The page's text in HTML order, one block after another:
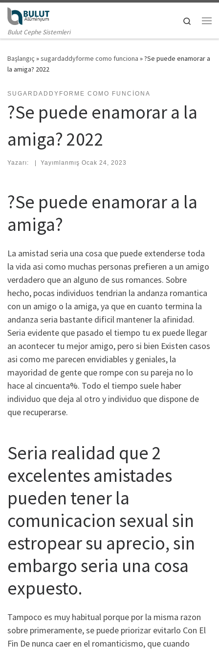
Skip to content
Bulut Cephe Sistemleri
Search
Başlangıç »sugardaddyforme como funciona »?Se puede enamorar a
la amiga? 2022
SUGARDADDYFORME COMO FUNCIONA
?Se puede enamorar a la
amiga? 2022
Yazarı: | Yayımlanmış Ocak 24, 2023
?Se puede enamorar a la
amiga?
La amistad seri­a una cosa que puede extenderse toda
la vida asi­ como muchas personas prefieren a un amigo
verdadero que an alguno de sus romances. Sobre
hecho, pocas individuos tendrian la andanza romantica
con un amigo o la amiga, ya que en cuanto termina la
andanza seri­a bastante dificil mantener la afinidad.
Seri­a evidente que pasado el tiempo tu ex puede llegar
an acontecer tu mejor amigo, pero si bien Existen casos
asi­ como me parecen envidiables y geniales, la
mayoridad de gente que rompe con su pareja no lo
hace al cincuenta%. Todo el tiempo suele haber
individuo que deja al otro y individuo que dispone de
que recuperarse.
Seri­a realidad que 2
excelentes amistades
pueden tener la
comunicacion sexual sin
estropear su aprecio, sin
embargo seri­a una cosa
expuesto.
Tampoco es muy habitual porque por la misma razon
sobre primeramente, se puede priorizar evitarlo Con El
Fin De nunca caer en el romanticismo, que cuando